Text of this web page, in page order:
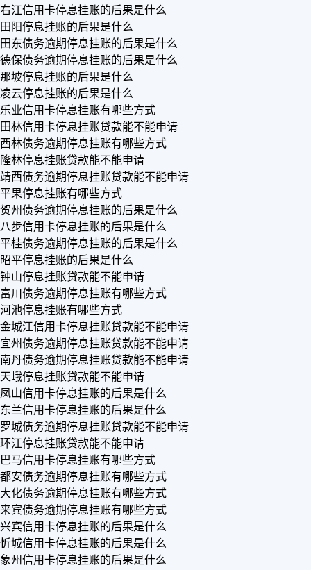
右江信用卡停息挂账的后果是什么
田阳停息挂账的后果是什么
田东债务逾期停息挂账的后果是什么
德保债务逾期停息挂账的后果是什么
那坡停息挂账的后果是什么
凌云停息挂账的后果是什么
乐业信用卡停息挂账有哪些方式
田林信用卡停息挂账贷款能不能申请
西林债务逾期停息挂账有哪些方式
隆林停息挂账贷款能不能申请
靖西债务逾期停息挂账贷款能不能申请
平果停息挂账有哪些方式
贺州债务逾期停息挂账的后果是什么
八步信用卡停息挂账的后果是什么
平桂债务逾期停息挂账的后果是什么
昭平停息挂账的后果是什么
钟山停息挂账贷款能不能申请
富川债务逾期停息挂账有哪些方式
河池停息挂账有哪些方式
金城江信用卡停息挂账贷款能不能申请
宜州债务逾期停息挂账贷款能不能申请
南丹债务逾期停息挂账贷款能不能申请
天峨停息挂账贷款能不能申请
凤山信用卡停息挂账的后果是什么
东兰信用卡停息挂账的后果是什么
罗城债务逾期停息挂账贷款能不能申请
环江停息挂账贷款能不能申请
巴马信用卡停息挂账有哪些方式
都安债务逾期停息挂账有哪些方式
大化债务逾期停息挂账有哪些方式
来宾债务逾期停息挂账有哪些方式
兴宾信用卡停息挂账的后果是什么
忻城信用卡停息挂账的后果是什么
象州信用卡停息挂账的后果是什么